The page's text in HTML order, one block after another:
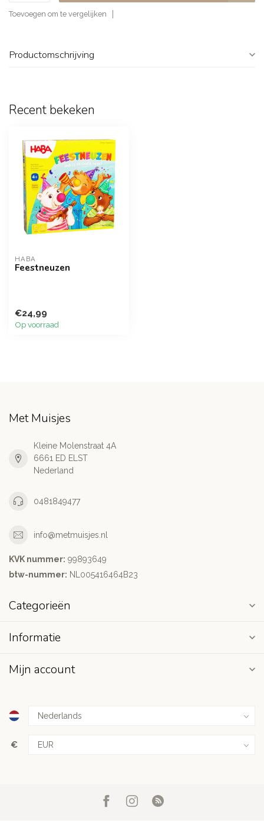
Toevoegen om te vergelijken
Productomschrijving
Recent bekeken
HABA
Feestneuzen
€24,99
Op voorraad
Met Muisjes
Kleine Molenstraat 4A
6661 ED ELST
Nederland
0481849477
info@metmuisjes.nl
KVK nummer: 99893649
btw-nummer: NL005416464B23
Categorieën
Informatie
Mijn account
€